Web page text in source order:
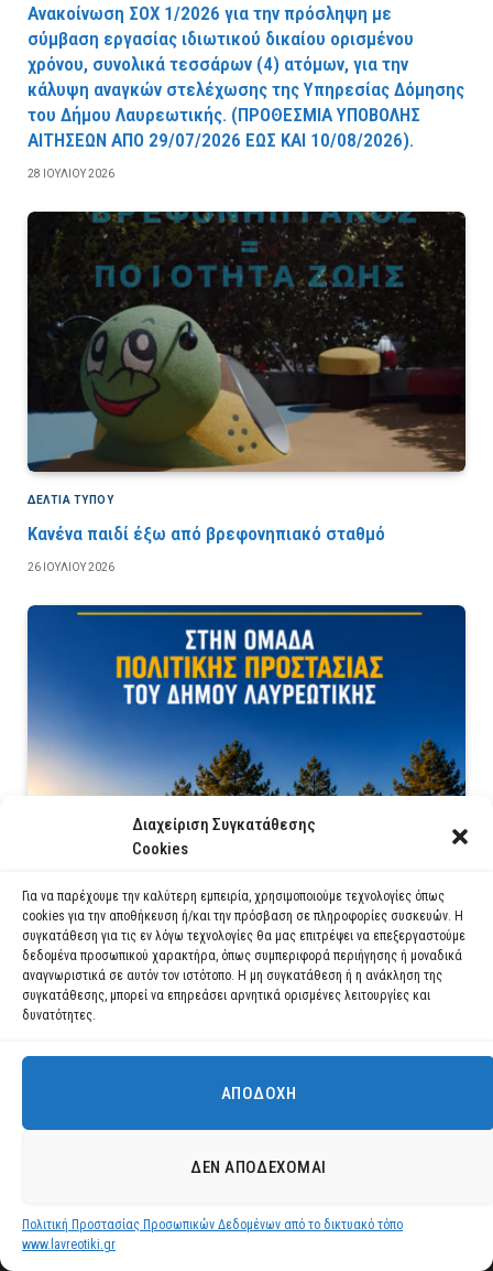
Διαχείριση Συγκατάθεσης
Cookies
Για να παρέχουμε την καλύτερη εμπειρία, χρησιμοποιούμε τεχνολογίες όπως
cookies για την αποθήκευση ή/και την πρόσβαση σε πληροφορίες συσκευών. Η
συγκατάθεση για τις εν λόγω τεχνολογίες θα μας επιτρέψει να επεξεργαστούμε
δεδομένα προσωπικού χαρακτήρα, όπως συμπεριφορά περιήγησης ή μοναδικά
αναγνωριστικά σε αυτόν τον ιστότοπο. Η μη συγκατάθεση ή η ανάκληση της
συγκατάθεσης, μπορεί να επηρεάσει αρνητικά ορισμένες λειτουργίες και
δυνατότητες.
ΑΠΟΔΟΧΉ
ΔΕΝ ΑΠΟΔΈΧΟΜΑΙ
Πολιτική Προστασίας Προσωπικών Δεδομένων από το δικτυακό τόπο
www.lavreotiki.gr
Ανακοίνωση ΣΟΧ 1/2026 για την πρόσληψη με
σύμβαση εργασίας ιδιωτικού δικαίου ορισμένου
χρόνου, συνολικά τεσσάρων (4) ατόμων, για την
κάλυψη αναγκών στελέχωσης της Υπηρεσίας Δόμησης
του Δήμου Λαυρεωτικής. (ΠPOΘEΣMIA YΠOBOΛHΣ
AITHΣEΩN AΠO 29/07/2026 EΩΣ KAI 10/08/2026).
28 ΙΟΥΛΊΟΥ 2026
ΔΕΛΤΙΑ ΤΥΠΟΥ
Κανένα παιδί έξω από βρεφονηπιακό σταθμό
26 ΙΟΥΛΊΟΥ 2026
ΔΕΛΤΙΑ ΤΥΠΟΥ
Κάλεσμα του Δημάρχου Λαυρεωτικής Δ. Λουκά για
συμμετοχή στην Ομάδα Εθελοντών Πολιτικής
Προστασίας του Δήμου
24 ΙΟΥΛΊΟΥ 2026
Χρησιμοποιούμε cookies για να σας προσφέρουμε τη βέλτιστη εμπειρία
πλοήγησης στον ιστότοπό μας.
ρυθμίσεις
Αποδοχή